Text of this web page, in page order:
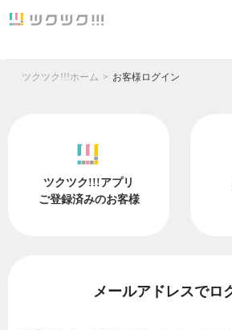
ツクツク!!!ホーム お客様ログイン
ツクツク!!!アプリ
ご登録済みのお客様
メールアドレスでロ